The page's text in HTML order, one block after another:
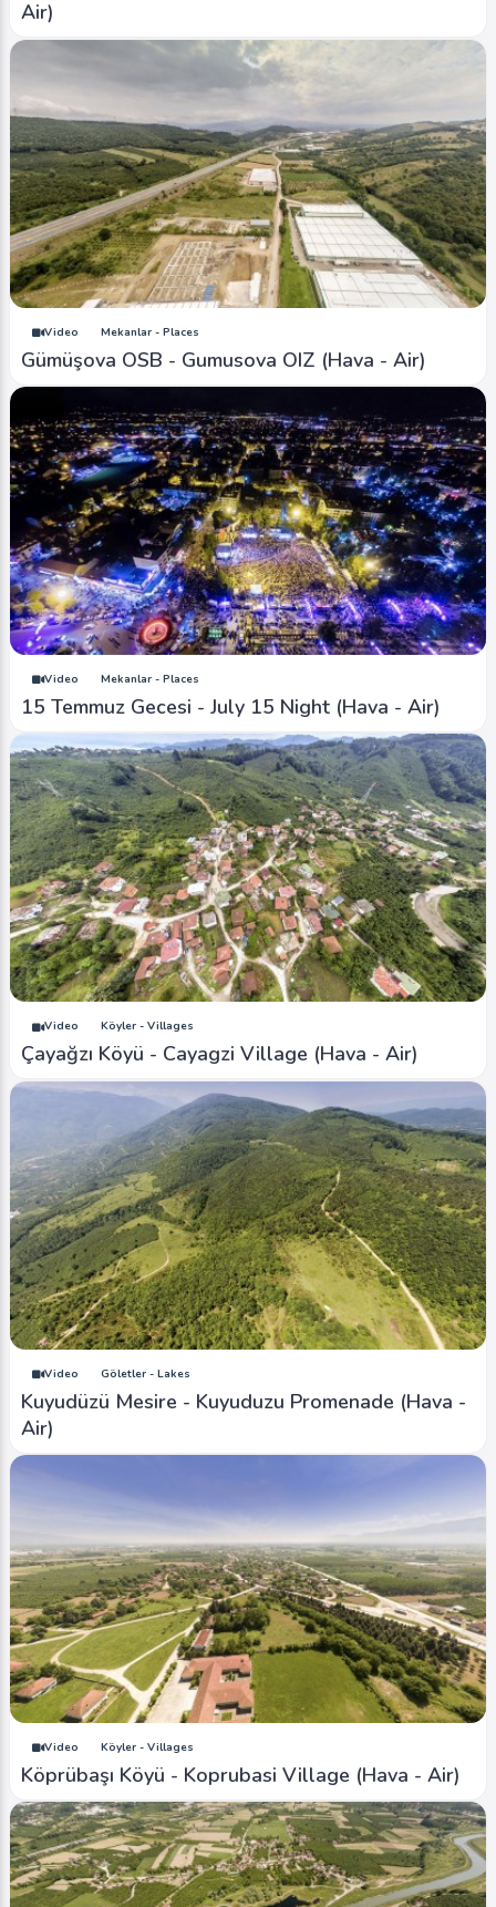
Air)
Video Mekanlar - Places
Gümüşova OSB - Gumusova OIZ (Hava - Air)
Video Mekanlar - Places
15 Temmuz Gecesi - July 15 Night (Hava - Air)
Video Köyler - Villages
Çayağzı Köyü - Cayagzi Village (Hava - Air)
Video Göletler - Lakes
Kuyudüzü Mesire - Kuyuduzu Promenade (Hava -
Air)
Video Köyler - Villages
Köprübaşı Köyü - Koprubasi Village (Hava - Air)